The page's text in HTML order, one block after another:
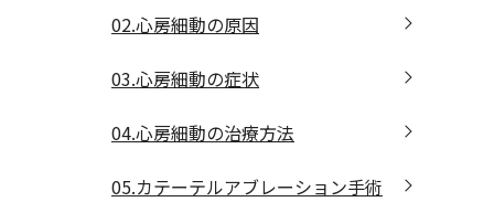
02.心房細動の原因
03.心房細動の症状
04.心房細動の治療方法
05.カテーテルアブレーション手術